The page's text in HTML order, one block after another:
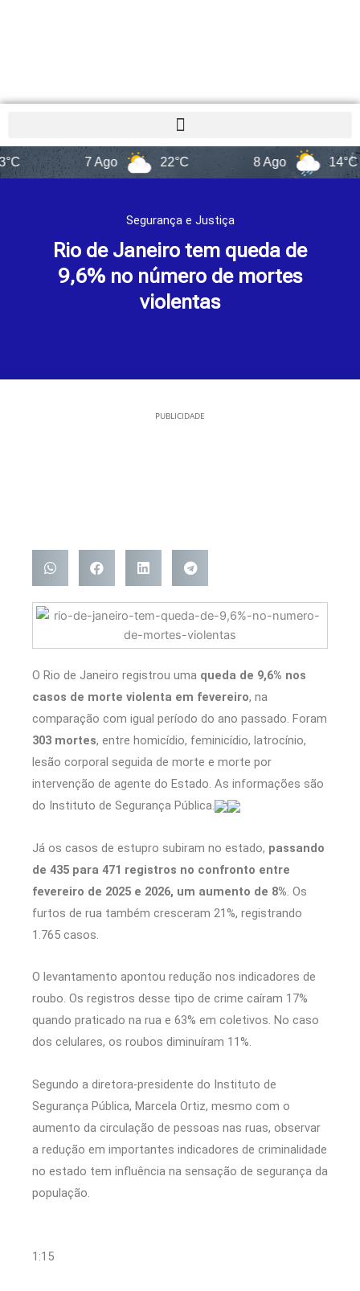
7 Ago 22°C 14°C
Segurança e Justiça
Rio de Janeiro tem queda de
9,6% no número de mortes
violentas
PUBLICIDADE
O Rio de Janeiro registrou uma queda de 9,6% nos
casos de morte violenta em fevereiro, na
comparação com igual período do ano passado. Foram
303 mortes, entre homicídio, feminicídio, latrocínio,
lesão corporal seguida de morte e morte por
intervenção de agente do Estado. As informações são
do Instituto de Segurança Pública.
Já os casos de estupro subiram no estado, passando
de 435 para 471 registros no confronto entre
fevereiro de 2025 e 2026, um aumento de 8% . Os
furtos de rua também cresceram 21%, registrando
1.765 casos.
O levantamento apontou redução nos indicadores de
roubo. Os registros desse tipo de crime caíram 17%
quando praticado na rua e 63% em coletivos. No caso
dos celulares, os roubos diminuíram 11%.
Segundo a diretora-presidente do Instituto de
Segurança Pública, Marcela Ortiz, mesmo com o
aumento da circulação de pessoas nas ruas, observar
a redução em importantes indicadores de criminalidade
no estado tem influência na sensação de segurança da
população.
1:15